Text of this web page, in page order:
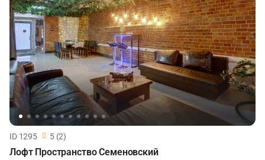
ID 1295 5 (2)
Лофт Пространство Семеновский